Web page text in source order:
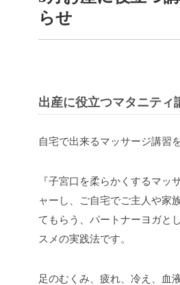
らせ
出産に役立つマタニティ
自宅で出来るマッサージ講習
『子宮口を柔らかくするマッ
ャーし、ご自宅でご主人や家
てもらう、パートナーヨガと
スメの実践法です。
足のむくみ、疲れ、冷え、血